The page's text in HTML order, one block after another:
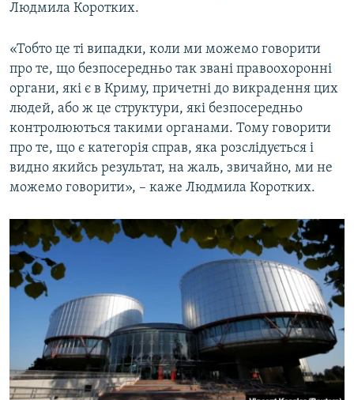
Людмила Коротких.
«Тобто це ті випадки, коли ми можемо говорити
про те, що безпосередньо так звані правоохоронні
органи, які є в Криму, причетні до викрадення цих
людей, або ж це структури, які безпосередньо
контролюються такими органами. Тому говорити
про те, що є категорія справ, яка розслідується і
видно якийсь результат, на жаль, звичайно, ми не
можемо говорити», – каже Людмила Коротких.